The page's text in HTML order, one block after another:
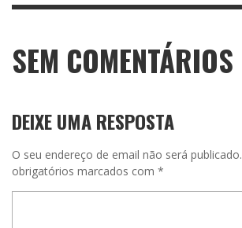
SEM COMENTÁRIOS
DEIXE UMA RESPOSTA
O seu endereço de email não será publicado.
obrigatórios marcados com *